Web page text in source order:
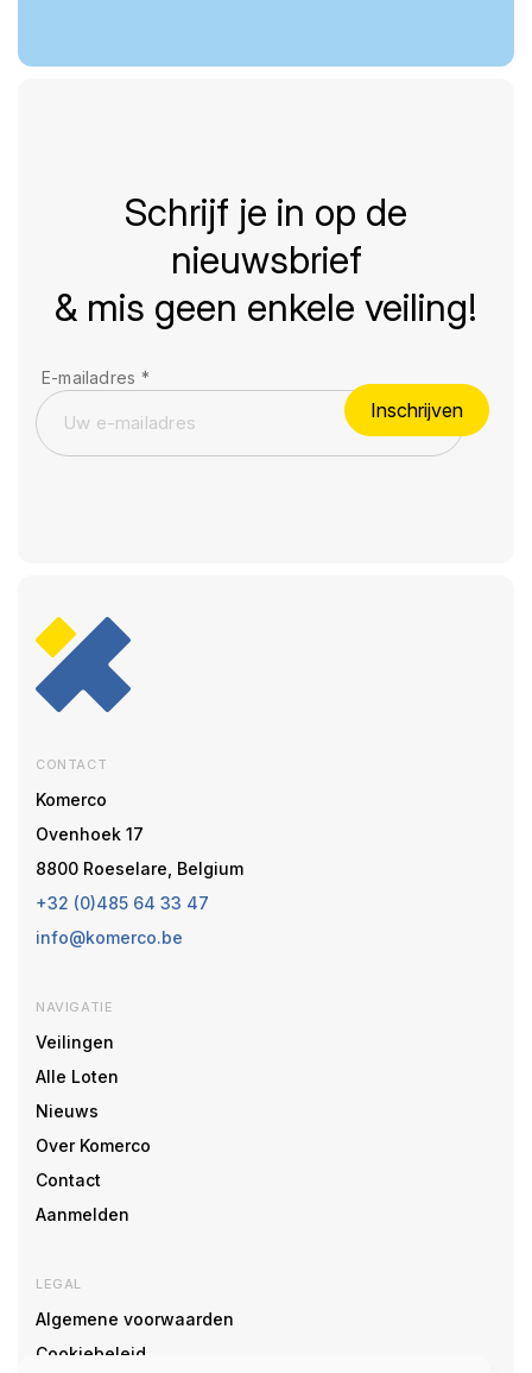
Schrijf je in op de
nieuwsbrief
& mis geen enkele veiling!
E-mailadres *
Inschrijven
CONTACT
Komerco
Ovenhoek 17
8800 Roeselare, Belgium
+32 (0)485 64 33 47
info@komerco.be
NAVIGATIE
Veilingen
Alle Loten
Nieuws
Over Komerco
Contact
Aanmelden
LEGAL
Algemene voorwaarden
Cookiebeleid